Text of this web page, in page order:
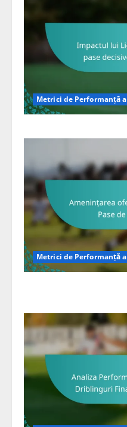
Metrici de Performanță
Metrici de Performanță